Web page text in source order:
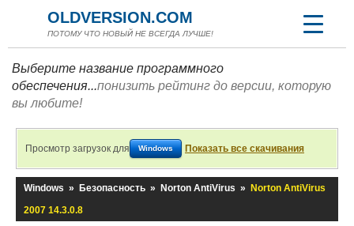
OLDVERSION.COM
ПОТОМУ ЧТО НОВЫЙ НЕ ВСЕГДА ЛУЧШЕ!
Выберите название программного
обеспечения...понизить рейтинг до версии, которую
вы любите!
Просмотр загрузок для Windows Показать все скачивания
Windows » Безопасность » Norton AntiVirus »
Norton AntiVirus
2007 14.3.0.8